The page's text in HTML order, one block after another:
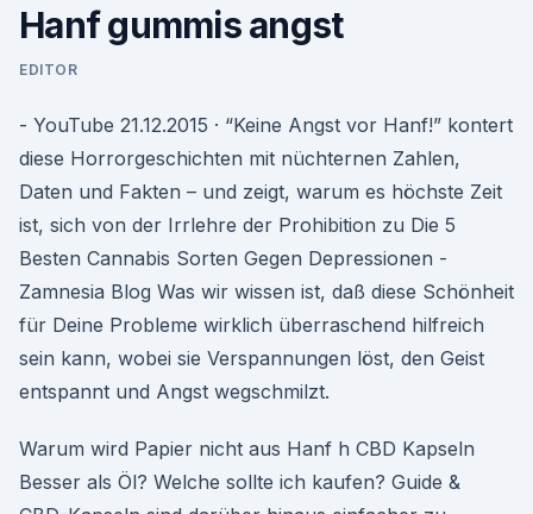
Hanf gummis angst
EDITOR
- YouTube 21.12.2015 · “Keine Angst vor Hanf!” kontert
diese Horrorgeschichten mit nüchternen Zahlen,
Daten und Fakten – und zeigt, warum es höchste Zeit
ist, sich von der Irrlehre der Prohibition zu Die 5
Besten Cannabis Sorten Gegen Depressionen -
Zamnesia Blog Was wir wissen ist, daß diese Schönheit
für Deine Probleme wirklich überraschend hilfreich
sein kann, wobei sie Verspannungen löst, den Geist
entspannt und Angst wegschmilzt.
Warum wird Papier nicht aus Hanf h CBD Kapseln
Besser als Öl? Welche sollte ich kaufen? Guide &